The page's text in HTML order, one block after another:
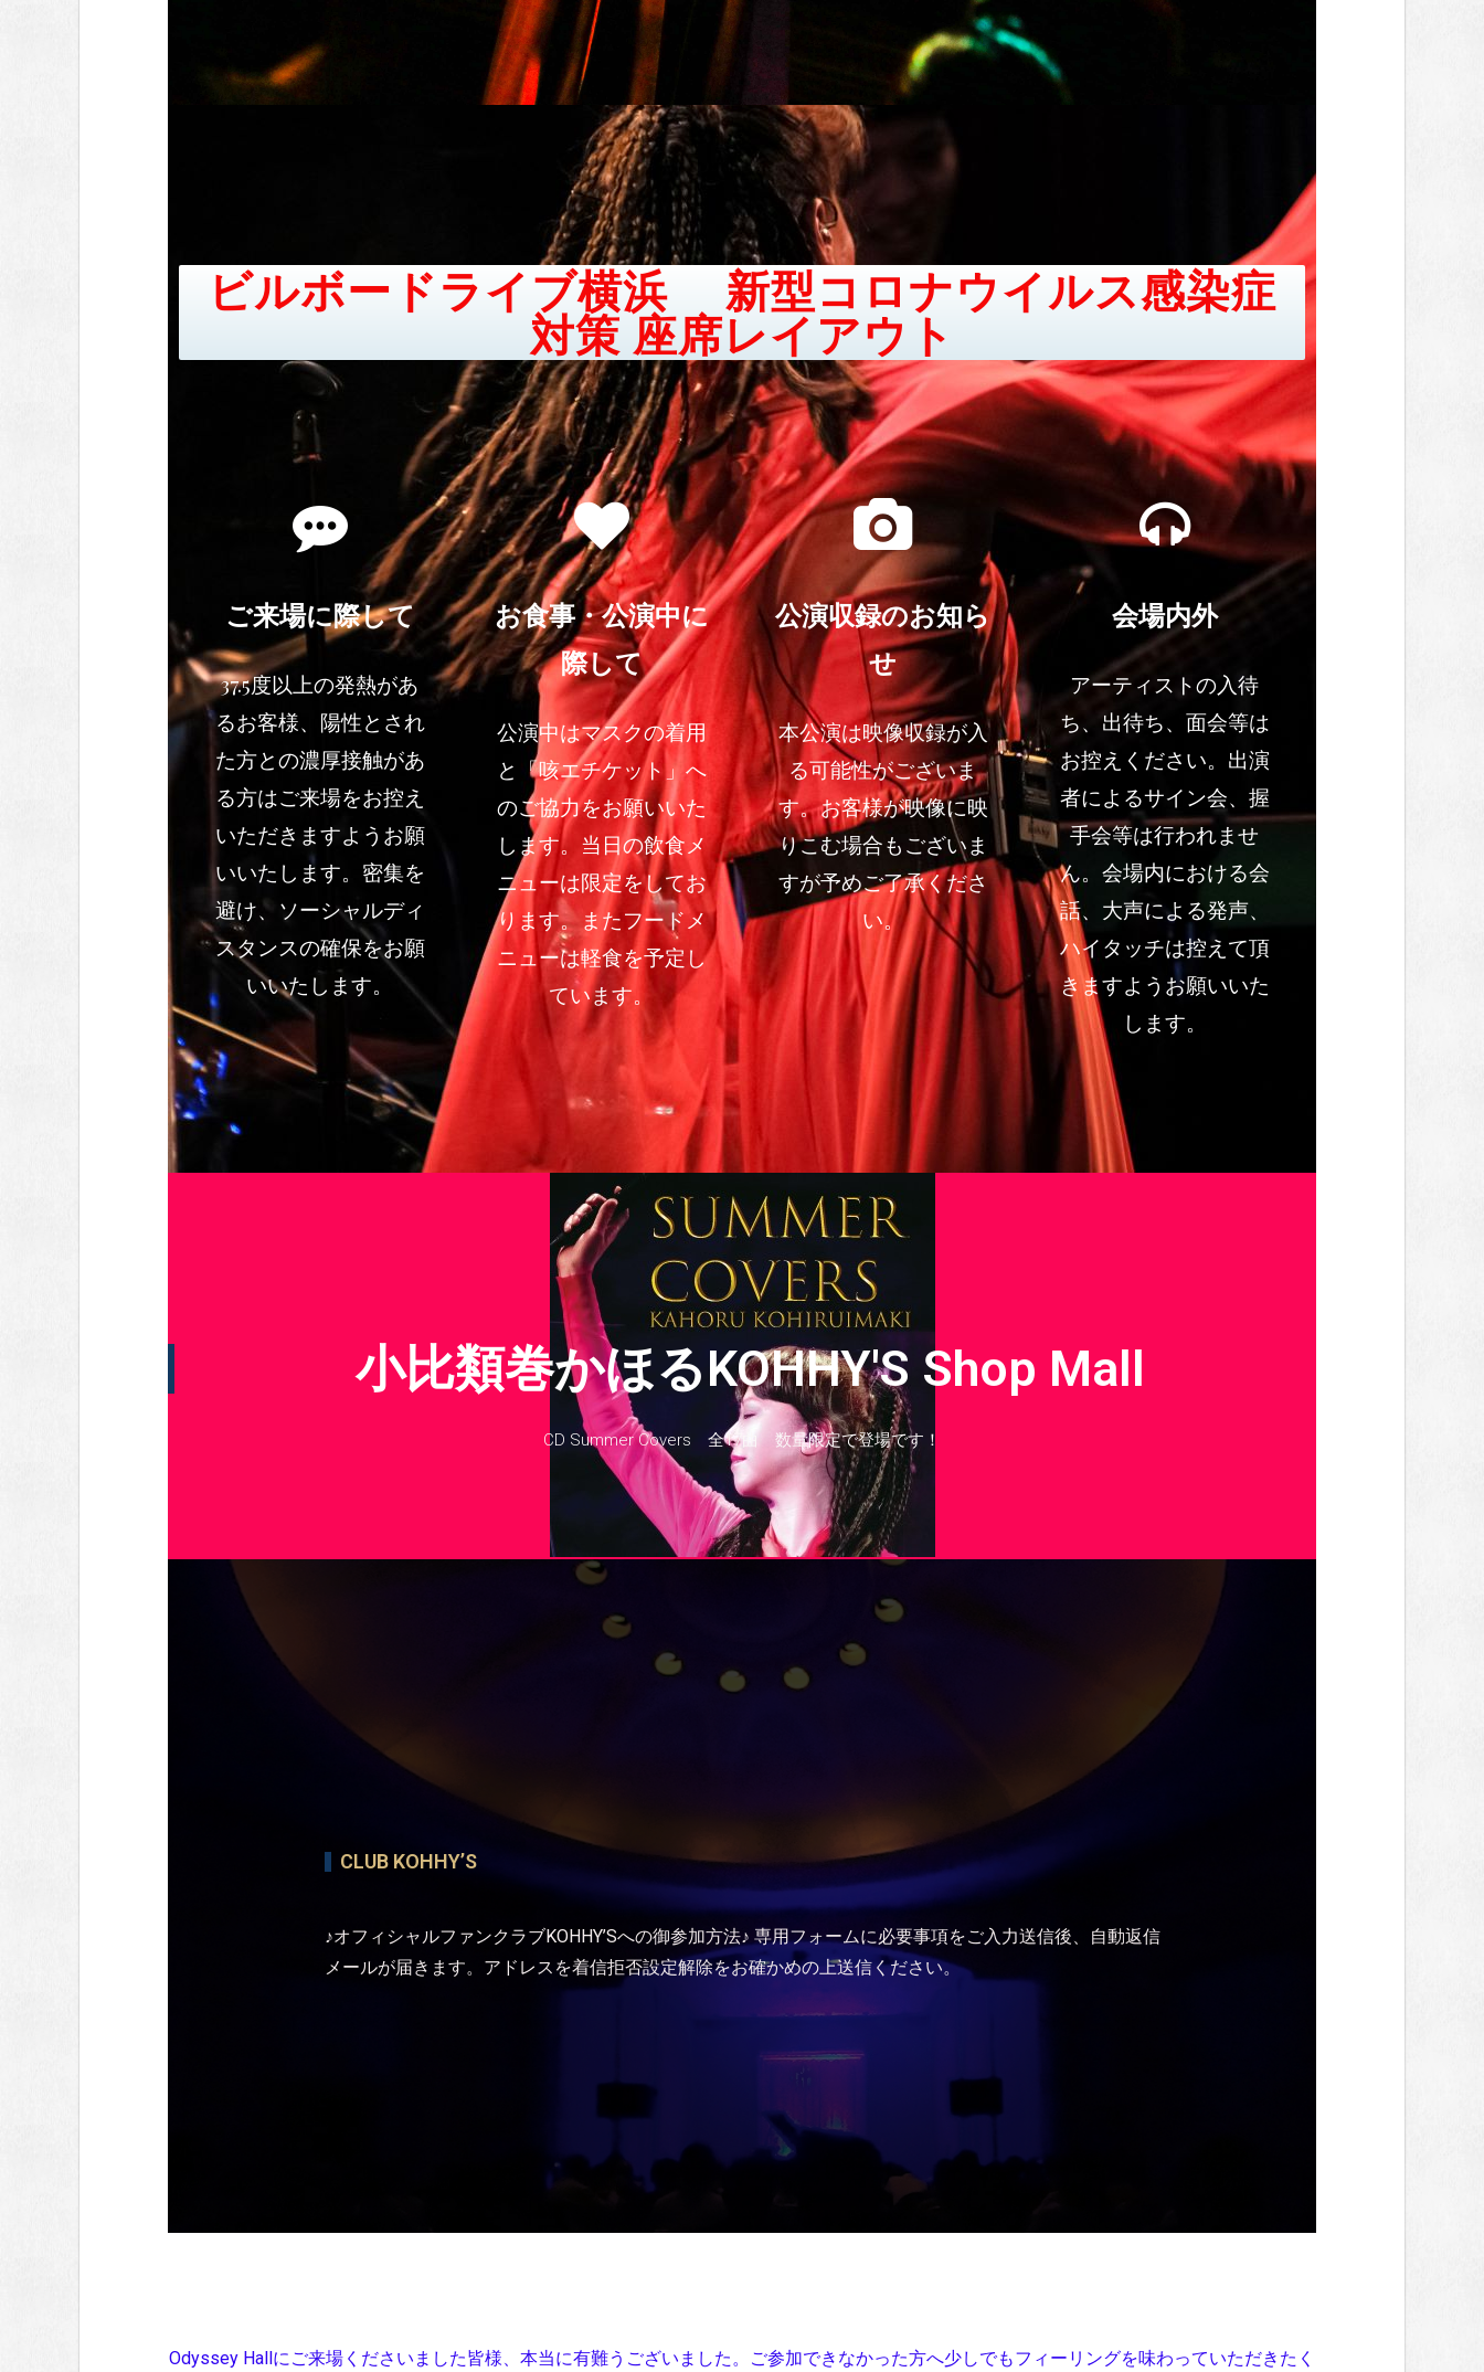
ビルボードライブ横浜 新型コロナウイルス感染症
対策 座席レイアウト
ご来場に際して
37.5度以上の発熱があ
るお客様、陽性とされ
た方との濃厚接触があ
る方はご来場をお控え
いただきますようお願
いいたします。密集を
避け、ソーシャルディ
スタンスの確保をお願
いいたします。
お食事・公演中に
際して
公演中はマスクの着用
と「咳エチケット」へ
のご協力をお願いいた
します。当日の飲食メ
ニューは限定をしてお
ります。またフードメ
ニューは軽食を予定し
ています。
公演収録のお知ら
せ
本公演は映像収録が入
る可能性がございま
す。お客様が映像に映
りこむ場合もございま
すが予めご了承くださ
い。
会場内外
アーティストの入待
ち、出待ち、面会等は
お控えください。出演
者によるサイン会、握
手会等は行われませ
ん。会場内における会
話、大声による発声、
ハイタッチは控えて頂
きますようお願いいた
します。
小比類巻かほるKOHHY'S Shop Mall
CD Summer Covers 全17曲 数量限定で登場です！
CLUB KOHHY’S
♪オフィシャルファンクラブKOHHY’Sへの御参加方法♪ 専用フォームに必要事項をご入力送信後、自動返信
メールが届きます。アドレスを着信拒否設定解除をお確かめの上送信ください。
Odyssey Hallにご来場くださいました皆様、本当に有難うございました。ご参加できなかった方へ少しでもフィーリングを味わっていただきたく